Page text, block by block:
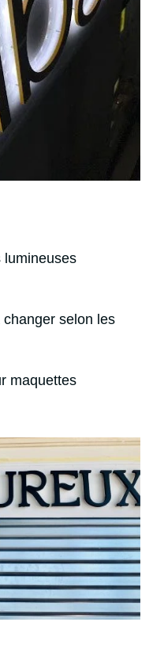
lumineuses
selon les
maquettes